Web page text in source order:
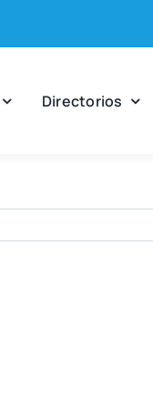
Direc­to­rios